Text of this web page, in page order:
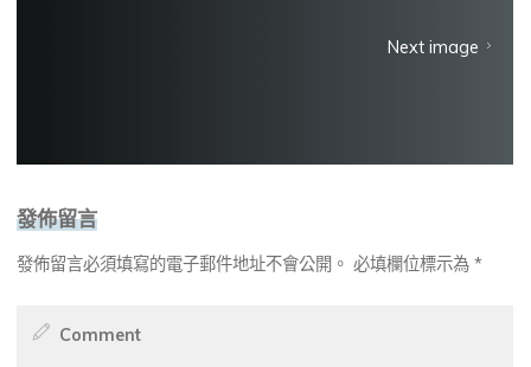
Next image
發佈留言
發佈留言必須填寫的電子郵件地址不會公開。 必填欄位標示為*